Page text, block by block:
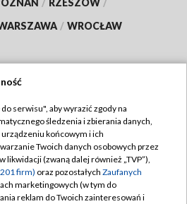
/ RZESZÓW /
/ WROCŁAW
TVP
TVP
prywatności
Moje zgody
serwisu", aby wyrazić zgody na
śledzenia i zbierania danych,
końcowym i ich
Twoich danych osobowych przez
likwidacji (zwaną dalej również „TVP”),
firm) oraz pozostałych Zaufanych
marketingowych (w tym do
reklam do Twoich zainteresowań i